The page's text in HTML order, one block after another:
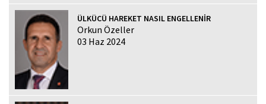
ÜLKÜCÜ HAREKET NASIL ENGELLENİR
Orkun Özeller
03 Haz 2024